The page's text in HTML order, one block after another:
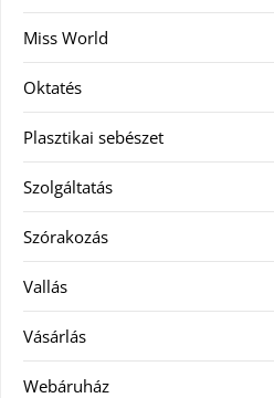
Miss World
Oktatés
Plasztikai sebészet
Szolgáltatás
Szórakozás
Vallás
Vásárlás
Webáruház